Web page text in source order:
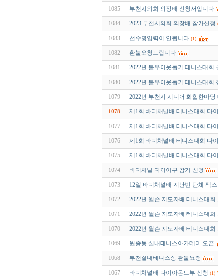
1085 부천시의회 의장배 신청서입니다
1084 2023 부천시의회 의장배 참가신청
1083 선수명입력이.안됩니다 (1)
1082 환불요청드립니다
1081 2022년 불우이웃돕기 테니스대회
1080 2022년 불우이웃돕기 테니스대회
1079 2022년 부천시 시니어 화합한마당
1078 제1회 바디채널배 테니스대회 다
1077 제1회 바디채널배 테니스대회 다
1076 제1회 바디채널배 테니스대회 다
1075 제1회 바디채널배 테니스대회 다
1074 바디채널 다이아부 참가 신청
1073 12일 바디채널배 지난번 단체 팩
1072 2022년 윌슨 지도자배 테니스대
1071 2022년 윌슨 지도자배 테니스대
1070 2022년 윌슨 지도자배 테니스대회
1069 원종동 실내테니스아카데미 오픈
1068 부천실내테니스장 환불요청
1067 바디채널배 다이아몬드부 신청 (1)